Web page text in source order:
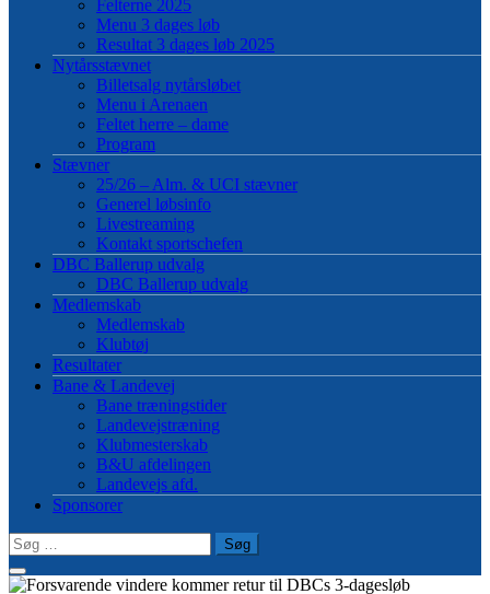
Felterne 2025
Menu 3 dages løb
Resultat 3 dages løb 2025
Nytårsstævnet
Billetsalg nytårsløbet
Menu i Arenaen
Feltet herre – dame
Program
Stævner
25/26 – Alm. & UCI stævner
Generel løbsinfo
Livestreaming
Kontakt sportschefen
DBC Ballerup udvalg
DBC Ballerup udvalg
Medlemskab
Medlemskab
Klubtøj
Resultater
Bane & Landevej
Bane træningstider
Landevejstræning
Klubmesterskab
B&U afdelingen
Landevejs afd.
Sponsorer
Søg
efter: